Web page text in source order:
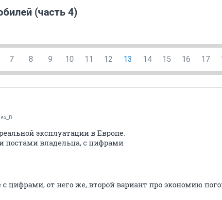
(часть 4)
7 8 9 10 11 12 13 14 15 16 17
эксплуатации в Европе.
владельца, с цифрами
цифрами, от него же, второй вариант про экономию